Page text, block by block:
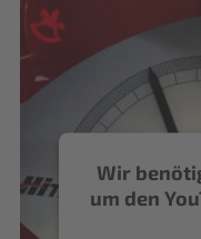
Wir
um den